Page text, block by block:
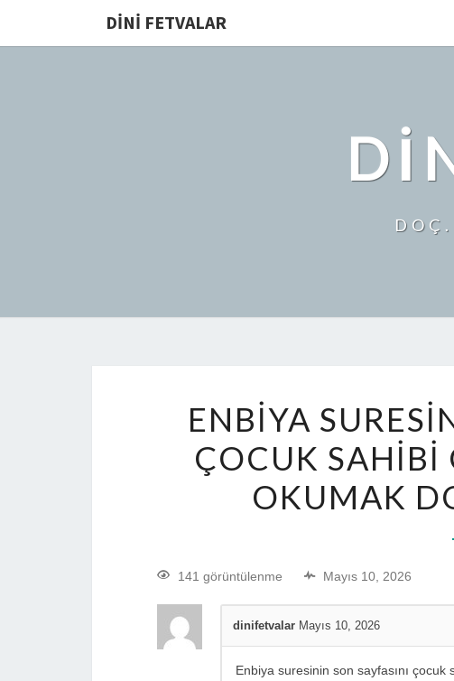
DINI FETVALAR
ENBIYA
ÇOCUK SAHIBI
OKUMAK
141 görüntülenme Mayıs 10, 2026
dinifetvalar Mayıs 10, 2026
Enbiya suresinin son sayfasını